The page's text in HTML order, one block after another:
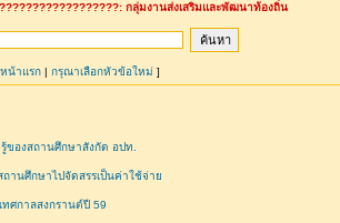
กลุ่มงานส่งเสริมและพัฒนาท้องถิ่น
น้าแรก| กรุณาเลือกหัวข้อใหม่]
รู้ของสถานศึกษาสังกัด อปท.
านศึกษาไปจัดสรรเป็นค่าใช้จ่าย
ศกาลสงกรานต์ปี 59